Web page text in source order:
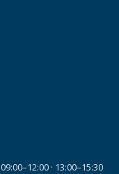
09:00–12:00 · 13:00–15:30